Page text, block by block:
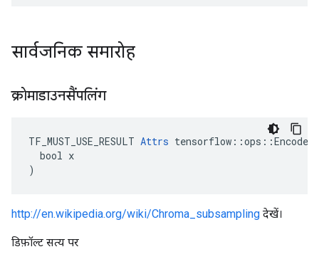
सार्वजनिक समारोह
क्रोमाडाउनसैंपलिंग
TF_MUST_USE_RESULT Attrs
  bool x
)
http://en.wikipedia.org/wiki/Chroma_subsampling देखें।
डिफ़ॉल्ट सत्य पर